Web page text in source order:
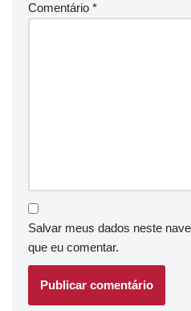
Comentário *
Salvar meus dados neste
que eu comentar.